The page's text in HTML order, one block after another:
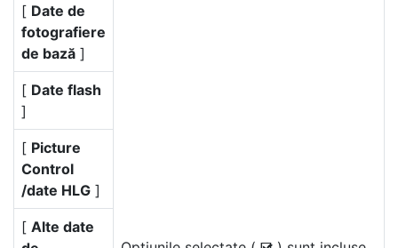
[ Date de
fotografiere
de bază ]
[ Date flash
]
[ Picture
Control
/date HLG ]
[ Alte date